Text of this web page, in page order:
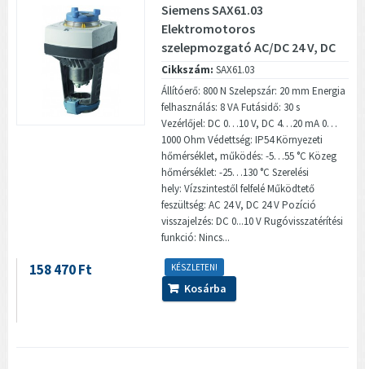
Siemens SAX61.03
Elektromotoros
szelepmozgató AC/DC 24 V, DC
0…10 V, 30 s
Cikkszám: SAX61.03
Állítóerő: 800 N Szelepszár: 20 mm Energia
felhasználás: 8 VA Futásidő: 30 s
Vezérlőjel: DC 0…10 V, DC 4…20 mA 0…
1000 Ohm Védettség: IP54 Környezeti
hőmérséklet, működés: -5…55 °C Közeg
hőmérséklet: -25…130 °C Szerelési
hely: Vízszintestől felfelé Működtető
feszültség: AC 24 V, DC 24 V Pozíció
visszajelzés: DC 0...10 V Rugóvisszatérítési
funkció: Nincs...
KÉSZLETEN!
158 470 Ft
Kosárba